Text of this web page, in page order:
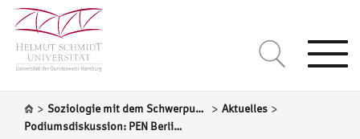
> Soziologie mit dem Schwerpunkt Gesellschaftsanalyse und sozialer Wandel > Aktuelles >
Podiumsdiskussion: PEN Berlin fragt nach. Antisemitismus im Kulturbetrieb?